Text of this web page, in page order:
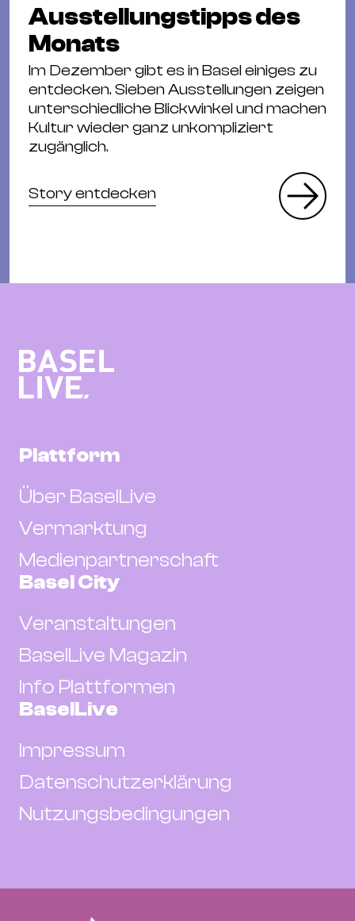
Ausstellungstipps des
Monats
Im Dezember gibt es in Basel einiges zu
entdecken. Sieben Ausstellungen zeigen
unterschiedliche Blickwinkel und machen
Kultur wieder ganz unkompliziert
zugänglich.
Story entdecken
Plattform
Über BaselLive
Vermarktung
Medienpartnerschaft
Basel City
Veranstaltungen
BaselLive Magazin
Info Plattformen
BaselLive
Impressum
Datenschutzerklärung
Nutzungsbedingungen